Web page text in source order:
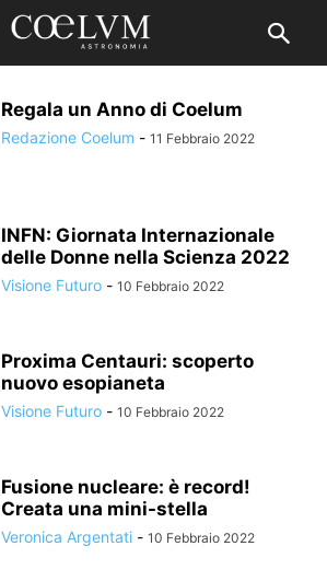
Regala un Anno di Coelum
Redazione Coelum - 11 Febbraio 2022
INFN: Giornata Internazionale
delle Donne nella Scienza 2022
Visione Futuro - 10 Febbraio 2022
Proxima Centauri: scoperto
nuovo esopianeta
Visione Futuro - 10 Febbraio 2022
Fusione nucleare: è record!
Creata una mini-stella
Veronica Argentati - 10 Febbraio 2022